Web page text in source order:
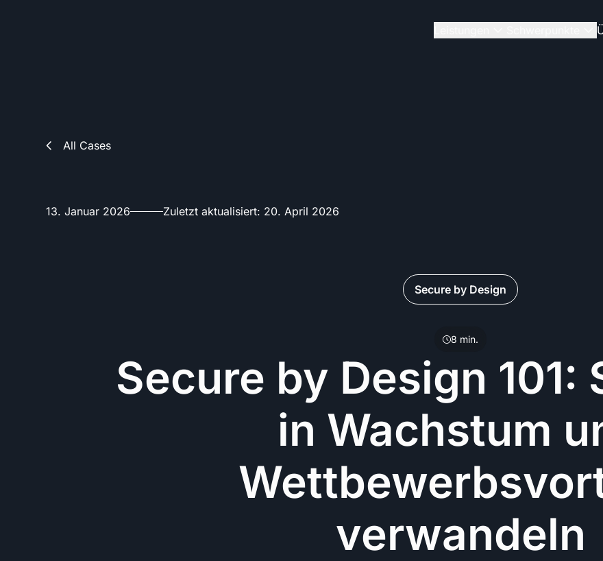
All Cases
13. Januar 2026 Zuletzt aktualisiert: 20. April 2026
Secure by Design
8 min.
Secure by Design 101:
in Wachstum
verwandeln